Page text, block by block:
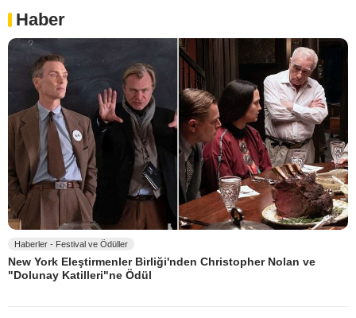
Haber
Haberler - Festival ve Ödüller
New York Eleştirmenler Birliği'nden Christopher Nolan ve
"Dolunay Katilleri"ne Ödül